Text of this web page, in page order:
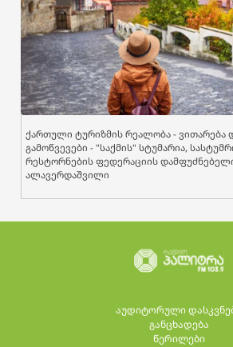
ქართული ტურიზმის რეალობა - ვითარება
გამოწვევები - "საქმის" სტუმარია,
რესტორნების ფედერაციის
ალავერდაშვილი
აუდიტორული
განცხადება
წერილები